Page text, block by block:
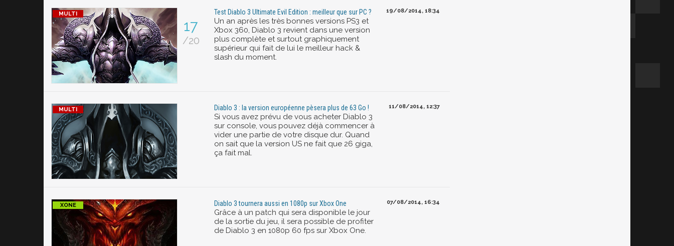
17
/20
Test Diablo 3 Ultimate Evil Edition : meilleur que sur PC ?
Un an après les très bonnes versions PS3 et
Xbox 360, Diablo 3 revient dans une version
plus complète et surtout graphiquement
supérieur qui fait de lui le meilleur hack &
slash du moment.
19/08/2014, 18:34
Diablo 3 : la version européenne pèsera plus de 63 Go !
Si vous avez prévu de vous acheter Diablo 3
sur console, vous pouvez déjà commencer à
vider une partie de votre disque dur. Quand
on sait que la version US ne fait que 26 giga,
ça fait mal.
11/08/2014, 12:37
Diablo 3 tournera aussi en 1080p sur Xbox One
Grâce à un patch qui sera disponible le jour
de la sortie du jeu, il sera possible de profiter
de Diablo 3 en 1080p 60 fps sur Xbox One.
07/08/2014, 16:34